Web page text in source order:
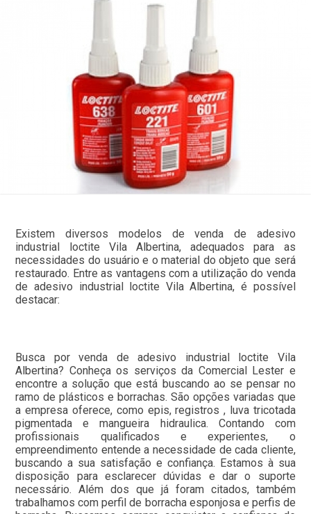
Existem diversos modelos de venda de adesivo
industrial loctite Vila Albertina, adequados para as
necessidades do usuário e o material do objeto que será
restaurado. Entre as vantagens com a utilização do venda
de adesivo industrial loctite Vila Albertina, é possível
destacar:
Busca por venda de adesivo industrial loctite Vila
Albertina? Conheça os serviços da Comercial Lester e
encontre a solução que está buscando ao se pensar no
ramo de plásticos e borrachas. São opções variadas que
a empresa oferece, como epis, registros , luva tricotada
pigmentada e mangueira hidraulica. Contando com
profissionais qualificados e experientes, o
empreendimento entende a necessidade de cada cliente,
buscando a sua satisfação e confiança. Estamos à sua
disposição para esclarecer dúvidas e dar o suporte
necessário. Além dos que já foram citados, também
trabalhamos com perfil de borracha esponjosa e perfis de